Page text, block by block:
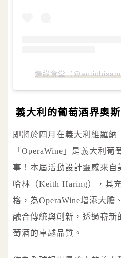
邊緣食堂（
義大利的葡萄酒界奧
即將於四月在義大利維羅納
「OperaWine」是義大利
事！本屆活動設計靈感來
哈林（Keith Haring），其
格，為OperaWine增添大膽
融合傳統與創新，透過嶄新
萄酒的卓越品質。